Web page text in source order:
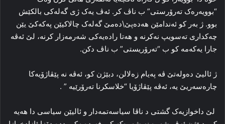
“بوویەرەک تەرۆرستی” ب ناڤ کر. ئەڤ یەک ژی گەلەکی بالکێش
بوو. ژ بەر کو ئەندامێن ھەدەپێ\دەمێ گەلەک چالاکیێن پەکەکێ یێن
چەکداری تەسویپ نەکرنە و ھەتا رادەیەکی شەرمەزار کرنە، لێ ئەڤە
جارا یەکەمە کو ب “تەرۆریستی” ب ناڤ دکن.
ژ ئالیێ دەولەتێ ڤە پەیام زەلالن، دبێژن کو، ئەڤە نە پێڤاژۆیەکا
چارەسەریێ یە، ئەڤە پێڤاژۆیا “خلاسکرنا تەرۆرێیە ” .
لێ داخوازیەک گشتی د ناڤا سیاسەتمەدار و ئالیێن سیاسی دا ھەیە